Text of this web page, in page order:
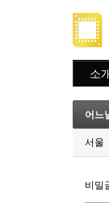
소
어느
서울
비밀